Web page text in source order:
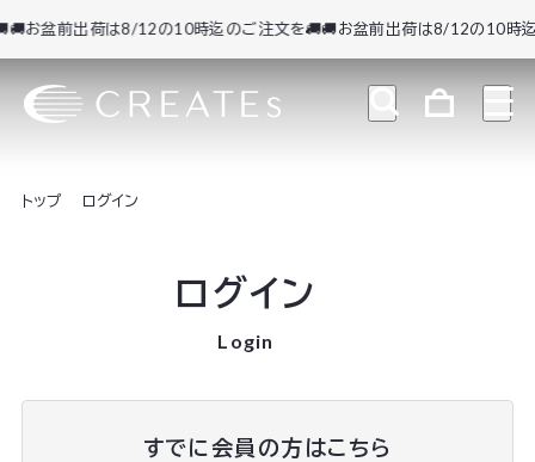
お盆前出荷は8/12の10時迄のご注文を🚚🚚お盆前出荷は8/12の10時迄
トップ ログイン
ログイン
Login
すでに会員の方はこちら